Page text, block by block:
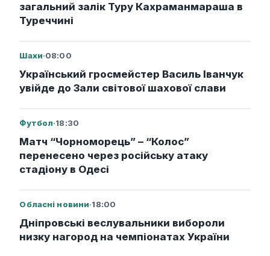
загальний залік Туру Кахраманмараша в
Туреччині
Шахи·08:00
Український гросмейстер Василь Іванчук
увійде до Зали світової шахової слави
Футбол·18:30
Матч “Чорноморець” – “Колос”
перенесено через російську атаку
стадіону в Одесі
Обласні новини·18:00
Дніпровські веслувальники вибороли
низку нагород на чемпіонатах України